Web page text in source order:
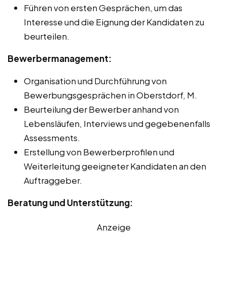
Führen von ersten Gesprächen, um das
Interesse und die Eignung der Kandidaten zu
beurteilen.
Bewerbermanagement:
Organisation und Durchführung von
Bewerbungsgesprächen in Oberstdorf, M.
Beurteilung der Bewerber anhand von
Lebensläufen, Interviews und gegebenenfalls
Assessments.
Erstellung von Bewerberprofilen und
Weiterleitung geeigneter Kandidaten an den
Auftraggeber.
Beratung und Unterstützung:
Anzeige